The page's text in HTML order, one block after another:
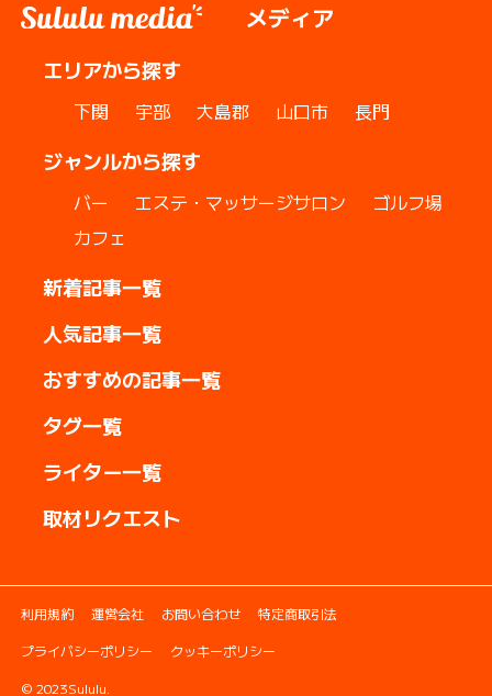
メディア
エリアから探す
下関 宇部 大島郡 山口市 長門
ジャンルから探す
バー エステ・マッサージサロン
ゴルフ場
カフェ
新着記事一覧
人気記事一覧
おすすめの記事一覧
タグ一覧
ライター一覧
取材リクエスト
利用規約 運営会社 お問い合わせ
特定商取引法
プライバシーポリシー
クッキーポリシー
© 2023Sululu.